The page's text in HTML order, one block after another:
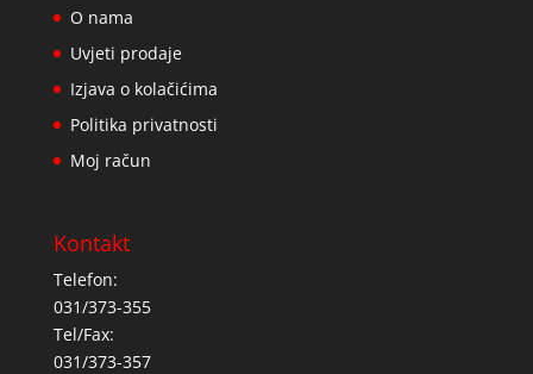
O nama
Uvjeti prodaje
Izjava o kolačićima
Politika privatnosti
Moj račun
Kontakt
Telefon:
031/373-355
Tel/Fax:
031/373-357